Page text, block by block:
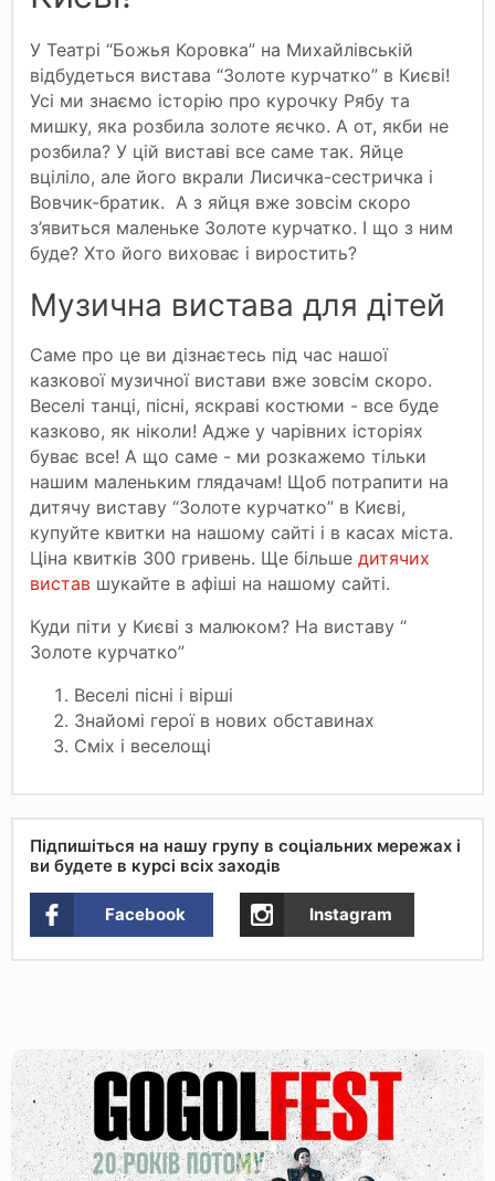
У Театрі “Божья Коровка” на Михайлівській
відбудеться вистава “Золоте курчатко” в Києві!
Усі ми знаємо історію про курочку Рябу та
мишку, яка розбила золоте яєчко. А от, якби не
розбила? У цій виставі все саме так. Яйце
вціліло, але його вкрали Лисичка-сестричка і
Вовчик-братик. А з яйця вже зовсім скоро
з’явиться маленьке Золоте курчатко. І що з ним
буде? Хто його виховає і виростить?
Музична вистава для дітей
Саме про це ви дізнаєтесь під час нашої
казкової музичної вистави вже зовсім скоро.
Веселі танці, пісні, яскраві костюми - все буде
казково, як ніколи! Адже у чарівних історіях
буває все! А що саме - ми розкажемо тільки
нашим маленьким глядачам! Щоб потрапити на
дитячу виставу “Золоте курчатко” в Києві,
купуйте квитки на нашому сайті і в касах міста.
Ціна квитків 300 гривень. Ще більше дитячих
вистав шукайте в афіші на нашому сайті.
Куди піти у Києві з малюком? На виставу “
Золоте курчатко”
Веселі пісні і вірші
Знайомі герої в нових обставинах
Сміх і веселощі
Підпишіться на нашу групу в соціальних мережах і
ви будете в курсі всіх заходів
Facebook Instagram